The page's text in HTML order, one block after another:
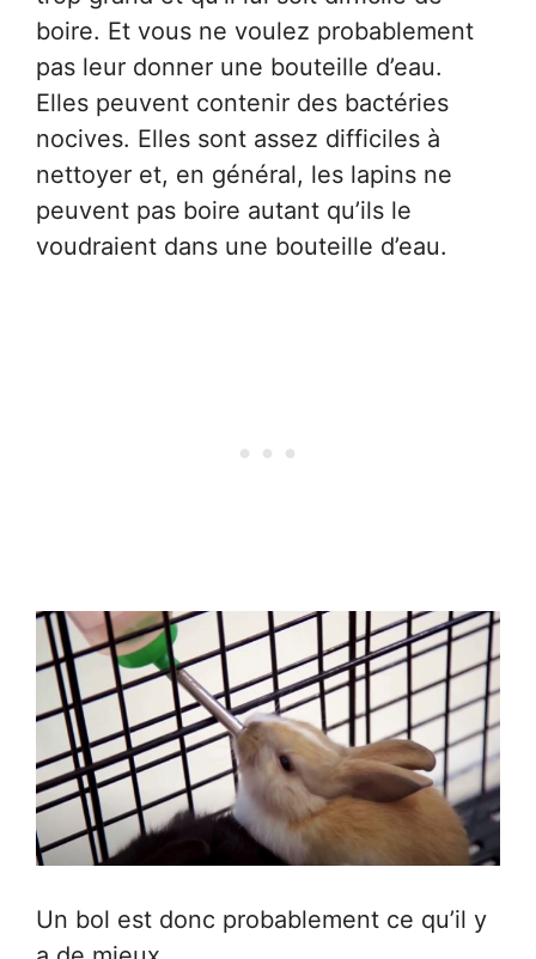
boire. Et vous ne voulez probablement
pas leur donner une bouteille d’eau.
Elles peuvent contenir des bactéries
nocives. Elles sont assez difficiles à
nettoyer et, en général, les lapins ne
peuvent pas boire autant qu’ils le
voudraient dans une bouteille d’eau.
Un bol est donc probablement ce qu’il y